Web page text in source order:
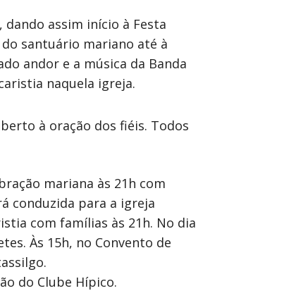
dando assim início à Festa
do santuário mariano até à
andor e a música da Banda
naquela igreja.
à oração dos fiéis. Todos
mariana às 21h com
conduzida para a igreja
com famílias às 21h. No dia
Às 15h, no Convento de
do Clube Hípico.